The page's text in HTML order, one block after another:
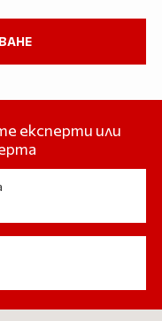
експерти или